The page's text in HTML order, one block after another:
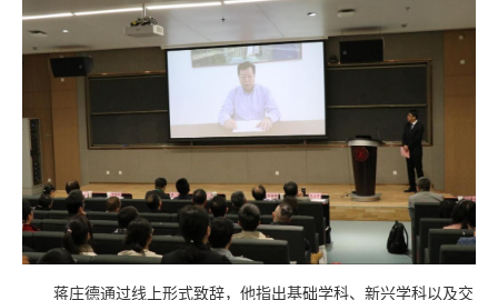
蒋庄德通过线上形式致辞，他指出基础学科、新兴学科以及交